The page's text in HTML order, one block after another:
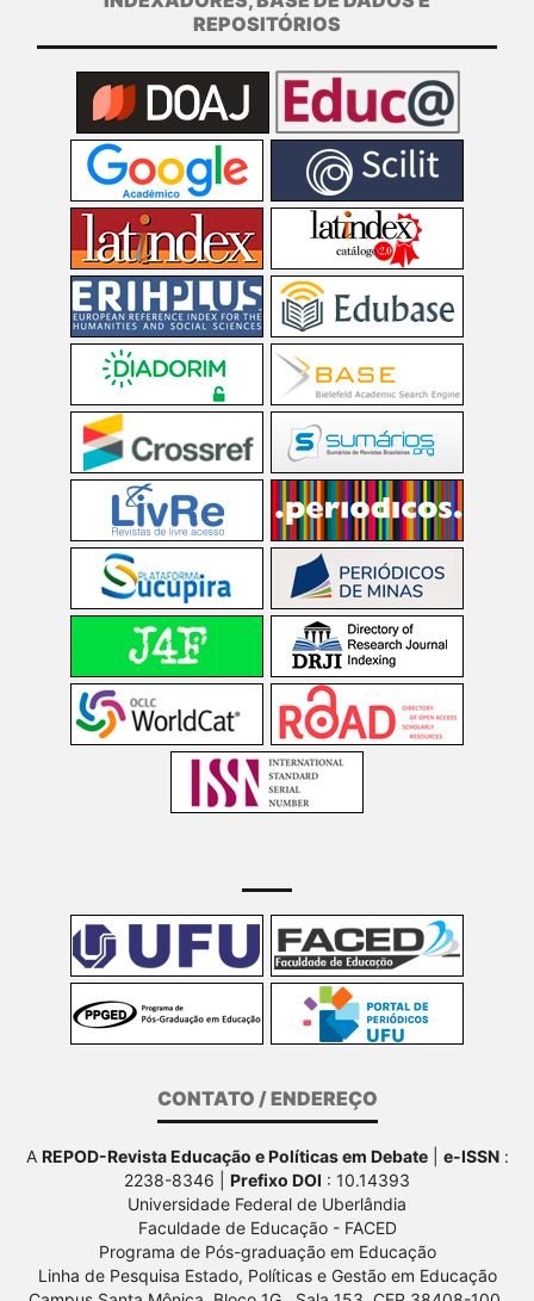
REPOSITÓRIOS
CONTATO / ENDEREÇO
A REPOD-Revista Educação e Políticas em Debate| e-ISSN:
2238-8346 | Prefixo DOI : 10.14393
Universidade Federal de Uberlândia
Faculdade de Educação - FACED
Programa de Pós-graduação em Educação
Linha de Pesquisa Estado, Políticas e Gestão em Educação